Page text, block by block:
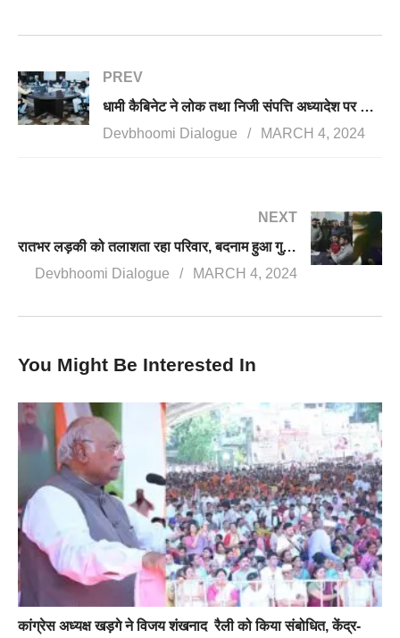
PREV
धामी कैबिनेट ने लोक तथा निजी संपत्ति अध्यादेश पर लगाई मुहर, संपत्ति को नुकसान पहुंचाने पर दंगाइयों से होगी सख्त वसूली
Devbhoomi Dialogue
MARCH 4, 2024
NEXT
रातभर लड़की को तलाशता रहा परिवार, बदनाम हुआ गुलदार, किडनैप करके होटल में ले गया आसिफ, आरोपी गिरफ्तार
Devbhoomi Dialogue
MARCH 4, 2024
You Might Be Interested In
कांग्रेस अध्यक्ष खड़गे ने विजय शंखनाद रैली को किया संबोधित, केंद्र-